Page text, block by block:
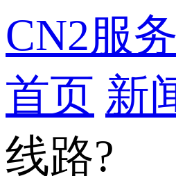
CN2服
首页 新
线路?